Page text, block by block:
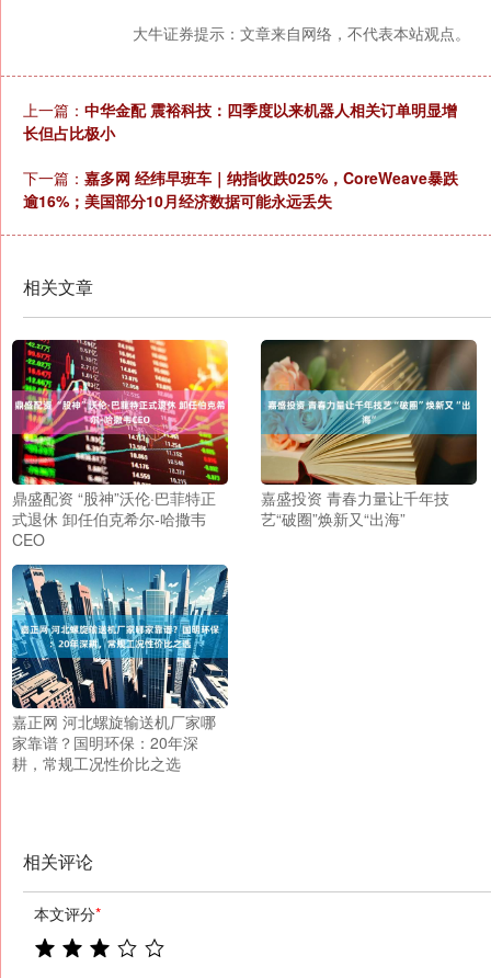
大牛证券提示：文章来自网络，不代表本站观点。
上一篇： 中华金配 震裕科技：四季度以来机器人相关订单明显增
长但占比极小
下一篇： 嘉多网 经纬早班车｜纳指收跌025%，CoreWeave暴跌
逾16%；美国部分10月经济数据可能永远丢失
相关文章
鼎盛配资 “股神”沃伦·巴菲特正
式退休 卸任伯克希尔-哈撒韦
CEO
嘉盛投资 青春力量让千年技
艺“破圈”焕新又“出海”
嘉正网 河北螺旋输送机厂家哪
家靠谱？国明环保：20年深
耕，常规工况性价比之选
相关评论
本文评分*